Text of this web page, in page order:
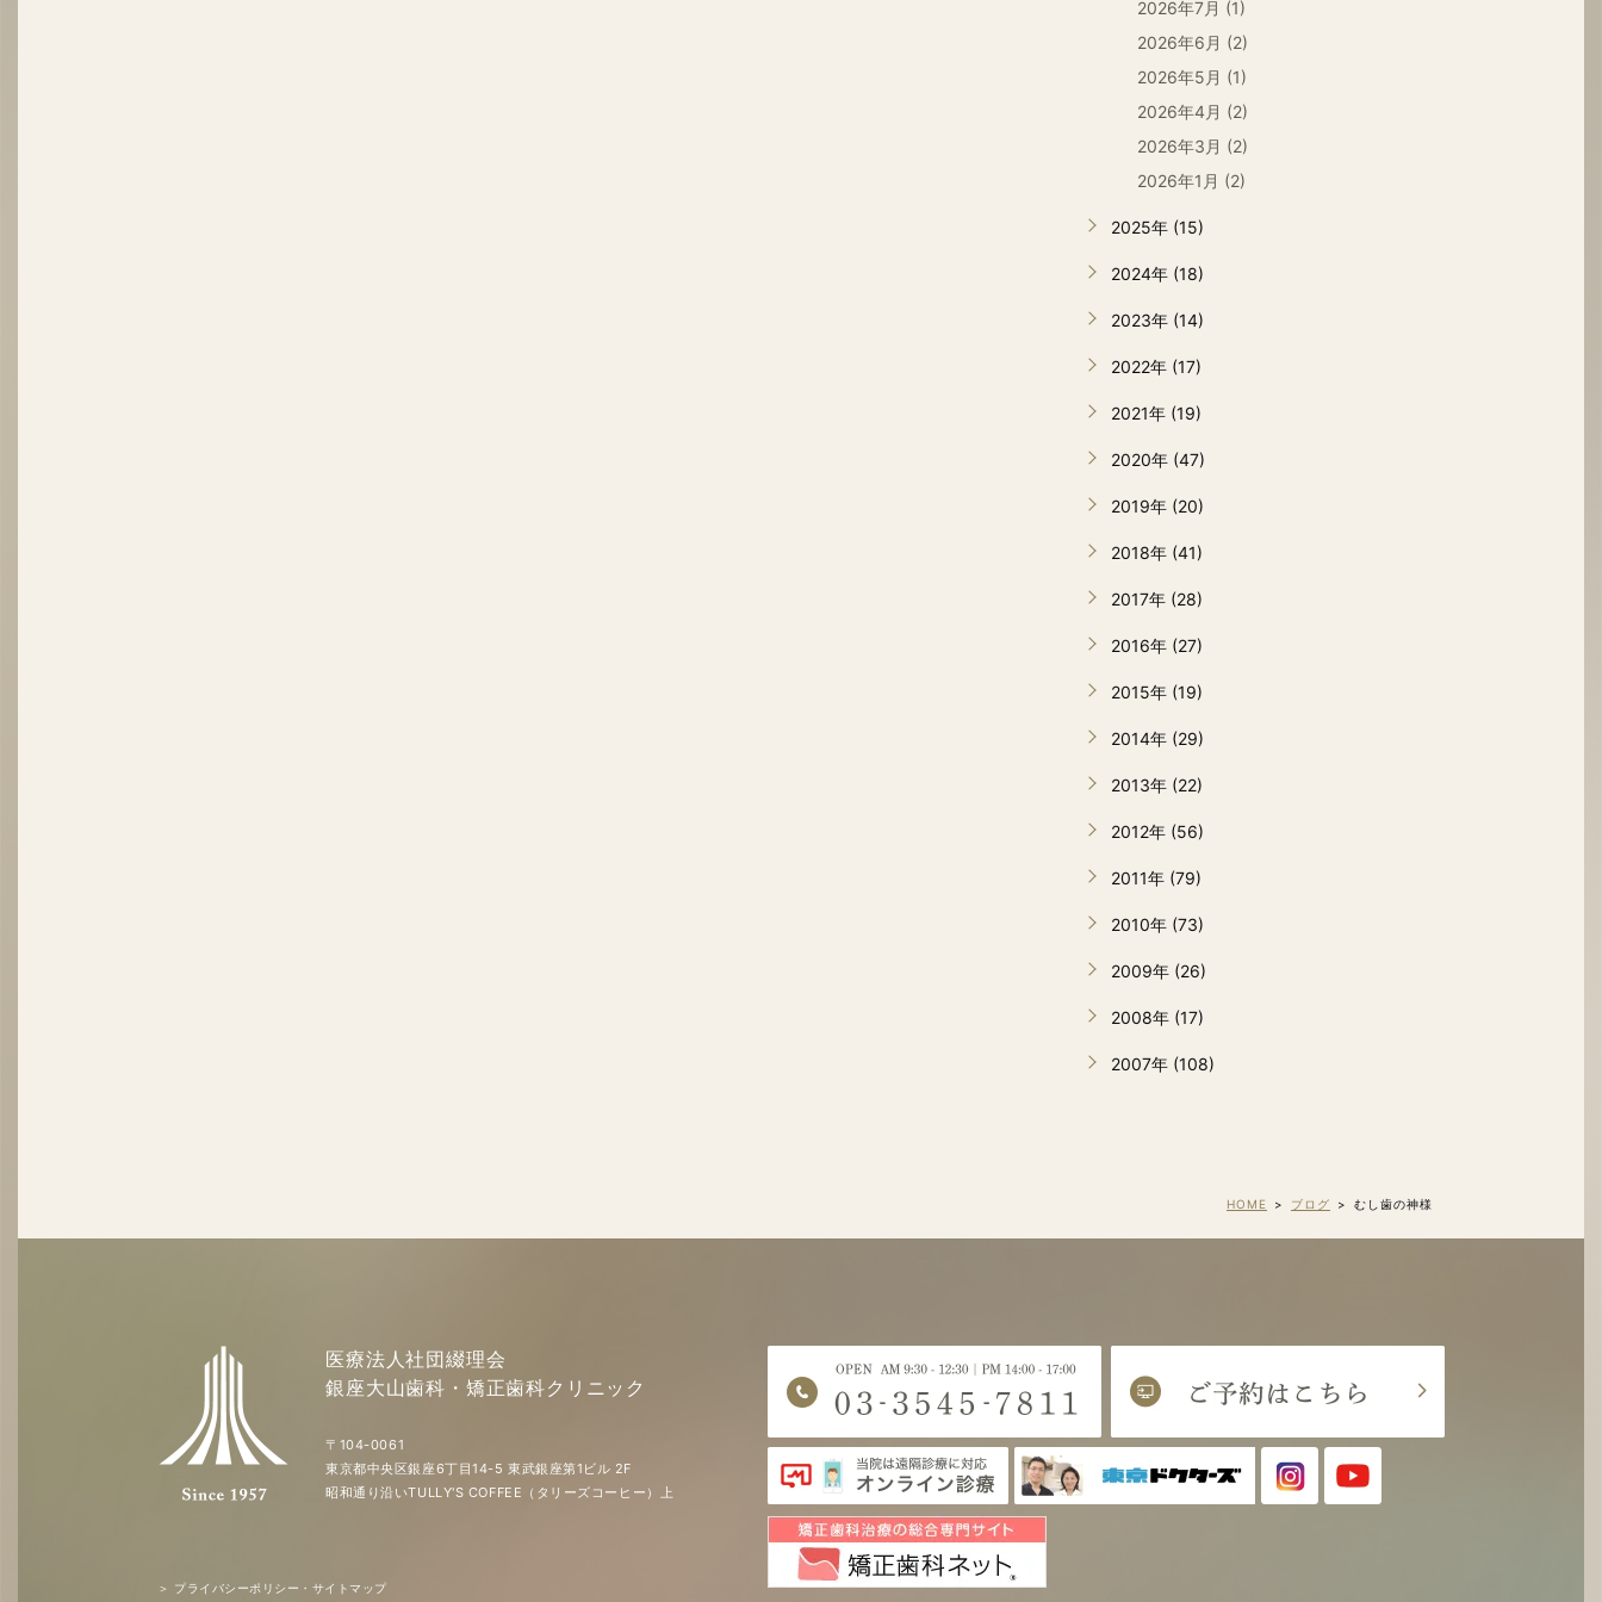
2026年7月 (1)
2026年6月 (2)
2026年5月 (1)
2026年4月 (2)
2026年3月 (2)
2026年1月 (2)
2025年 (15)
2024年 (18)
2023年 (14)
2022年 (17)
2021年 (19)
2020年 (47)
2019年 (20)
2018年 (41)
2017年 (28)
2016年 (27)
2015年 (19)
2014年 (29)
2013年 (22)
2012年 (56)
2011年 (79)
2010年 (73)
2009年 (26)
2008年 (17)
2007年 (108)
HOME ブログ むし歯の神様
医療法人社団綴理会
銀座大山歯科・矯正歯科クリニック
〒104-0061
東京都中央区銀座6丁目14-5 東武銀座第1ビル 2F
昭和通り沿いTULLY'S COFFEE（タリーズコーヒー）上
＞ プライバシーポリシー・サイトマップ